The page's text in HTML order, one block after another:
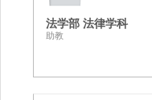
法学部 法律学科
助教